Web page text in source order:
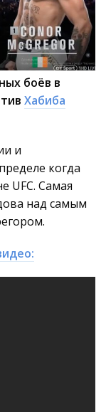
боёв в
Хабиба
и
когда
UFC. Самая
над самым